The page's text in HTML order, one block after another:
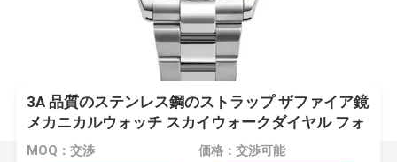
3A 品質のステンレス鋼のストラップ ザファイア鏡
メカニカルウォッチ スカイウォークダイヤル フォ
ースリングウォッチ 防水
MOQ：交渉 価格：交渉可能